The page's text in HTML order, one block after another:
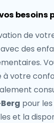
besoins
de
des
à votre
pour
et la